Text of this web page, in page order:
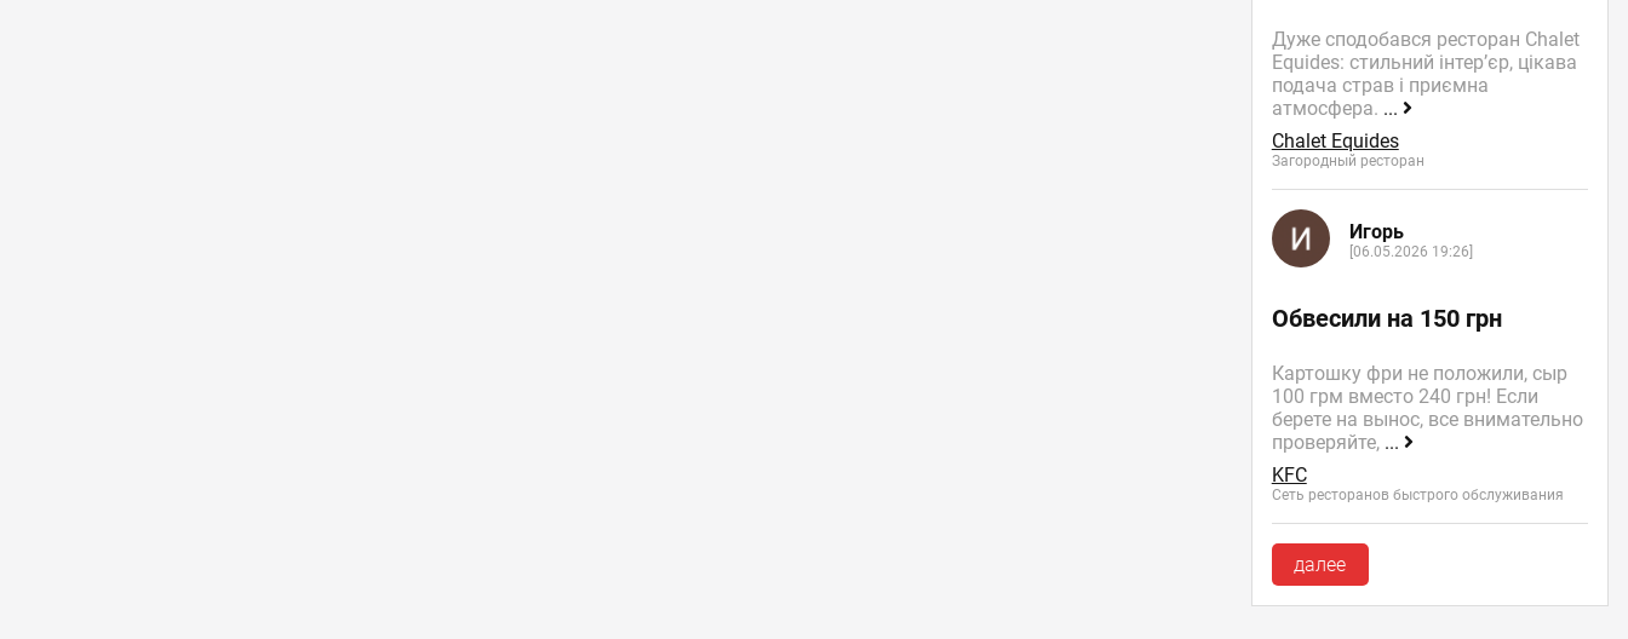
Дуже сподобався ресторан Chalet
Equides: стильний інтер’єр, цікава
подача страв і приємна
атмосфера. ...
Chalet Equides
Загородный ресторан
Игорь
[06.05.2026 19:26]
Обвесили на 150 грн
Картошку фри не положили, сыр
100 грм вместо 240 грн! Если
берете на вынос, все внимательно
проверяйте, ...
KFC
Сеть ресторанов быстрого обслуживания
далее